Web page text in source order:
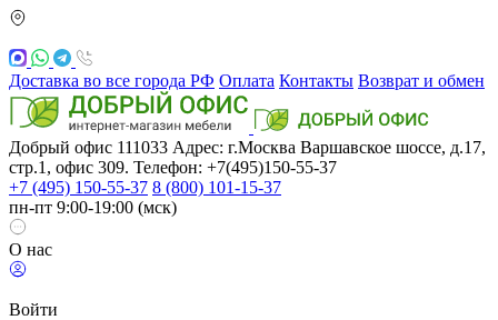
Доставка во все города РФ Оплата Контакты Возврат и обмен
Добрый офис 111033 Адрес: г.Москва Варшавское шоссе, д.17,
стр.1, офис 309. Телефон: +7(495)150-55-37
+7 (495) 150-55-37 8 (800) 101-15-37
пн-пт 9:00-19:00 (мск)
О нас
Войти